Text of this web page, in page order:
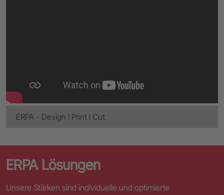
ERPA - Design l Print l Cut
ERPA Lösungen
Unsere Stärken sind individuelle und optimierte